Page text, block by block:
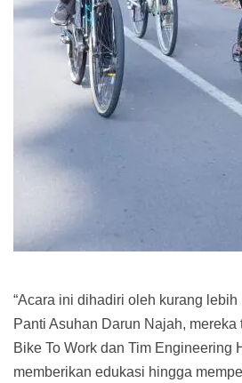
“Acara ini dihadiri oleh kurang
Panti Asuhan Darun Najah, mereka
Bike To Work dan Tim Engineering
memberikan edukasi hingga